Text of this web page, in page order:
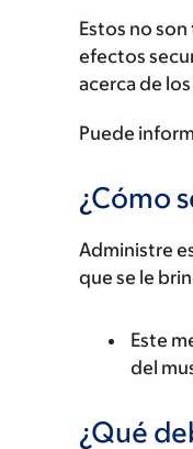
Estos no
efectos
acerca de
Puede
¿Cómo
Administre
que se le
Este
del
¿Qué